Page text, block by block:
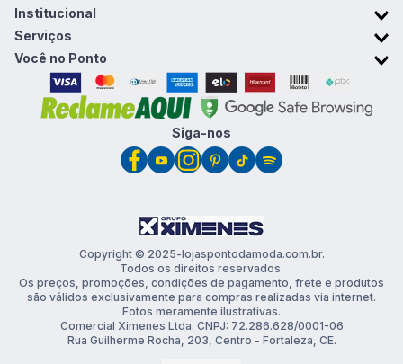
Institucional
Sobre o Ponto da Moda
Trabalhe conosco
Trocas e devoluções
Promoções & Cupons
Serviços
Retirada em Loja
Você no Ponto
Cartão Ponto da Moda
Clube de vantagens
Siga-nos
Copyright © 2025-lojaspontodamoda.com.br.
Todos os direitos reservados.
Os preços, promoções, condições de pagamento, frete e produtos
são válidos exclusivamente para compras realizadas via internet.
Fotos meramente ilustrativas.
Comercial Ximenes Ltda. CNPJ: 72.286.628/0001-06
Rua Guilherme Rocha, 203, Centro - Fortaleza, CE.